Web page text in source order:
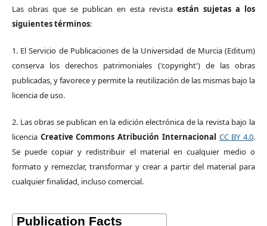
Las obras que se publican en esta revista están sujetas a los
siguientes términos:
1. El Servicio de Publicaciones de la Universidad de Murcia (Editum)
conserva los derechos patrimoniales ('copyright') de las obras
publicadas, y favorece y permite la reutilización de las mismas bajo la
licencia de uso.
2. Las obras se publican en la edición electrónica de la revista bajo la
licencia Creative Commons Atribución Internacional CC BY 4.0.
Se puede copiar y redistribuir el material en cualquier medio o
formato y remezclar, transformar y crear a partir del material para
cualquier finalidad, incluso comercial.